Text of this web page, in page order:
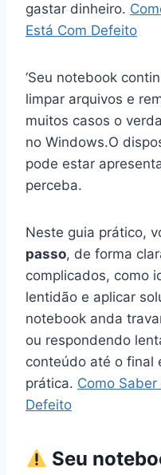
gastar dinheiro.
Está Com Defeito
‘Seu notebook
limpar arquivos e
muitos casos o
no Windows.O
pode estar
perceba.
Neste guia prático,
passo, de forma
complicados, como
lentidão e aplicar
notebook anda
ou respondendo
conteúdo até o final
prática. Como Saber
Defeito
Seu